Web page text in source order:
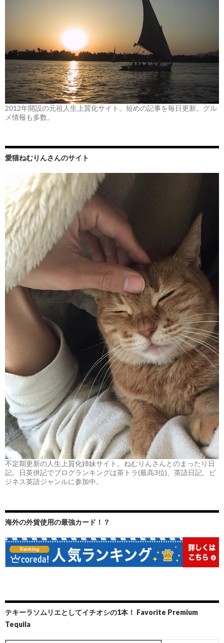
2012年開設の元祖人生上質化サイト。短めの記事を毎日更新。グル
メ情報も多数。
愛猫ねむりんさんのサイト
不定期更新の人生上質化姉妹サイト。ねむりんさんとのまったり日
記。日英併記でブログランキングは茶トラ(最高3位)、英語日記、ビ
ジネス英語ジャンルに参加中。
海外の外貨使用の最強カード！？
テキーラソムリエとしてイチオシの1本！ Favorite Premium
Tequila